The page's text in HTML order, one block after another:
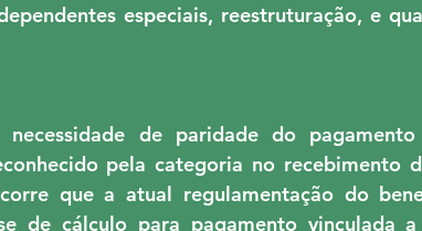
especiais, reestruturação, e
de paridade do
pela categoria no recebimento
que a atual regulamentação do
de cálculo para pagamento vinculada